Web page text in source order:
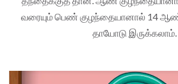
வரையும் பெண் குழந்தையானால் 14
தாயோடு இருக்கலாம்.